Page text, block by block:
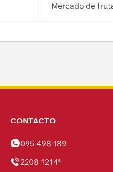
Mercado de
CONTACTO
095 498 189
2208 1214*